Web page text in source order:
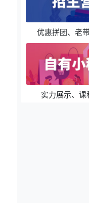
优惠拼团、老
实力展示、